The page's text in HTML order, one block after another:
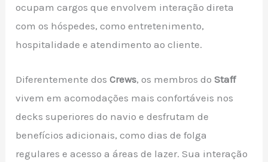
ocupam cargos que envolvem interação direta
com os hóspedes, como entretenimento,
hospitalidade e atendimento ao cliente.
Diferentemente dosCrews, os membros doStaff
vivem em acomodações mais confortáveis nos
decks superiores do navio e desfrutam de
benefícios adicionais, como dias de folga
regulares e acesso a áreas de lazer. Sua interação